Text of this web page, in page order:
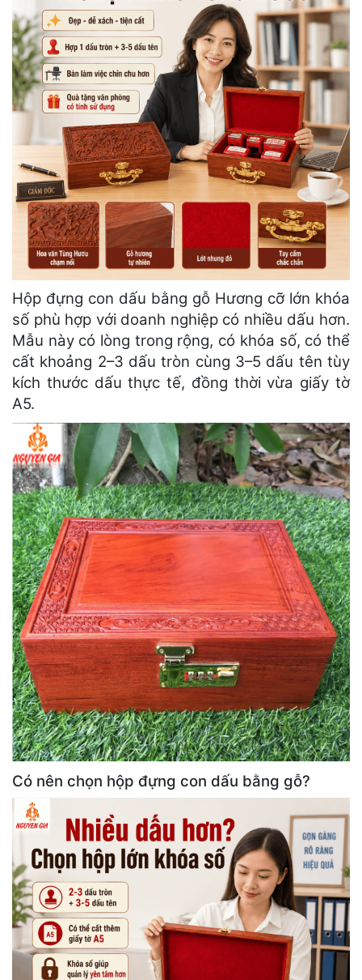
Hộp đựng con dấu bằng gỗ Hương cỡ lớn khóa
số phù hợp với doanh nghiệp có nhiều dấu hơn.
Mẫu này có lòng trong rộng, có khóa số, có thể
cất khoảng 2–3 dấu tròn cùng 3–5 dấu tên tùy
kích thước dấu thực tế, đồng thời vừa giấy tờ
A5.
Có nên chọn hộp đựng con dấu bằng gỗ?